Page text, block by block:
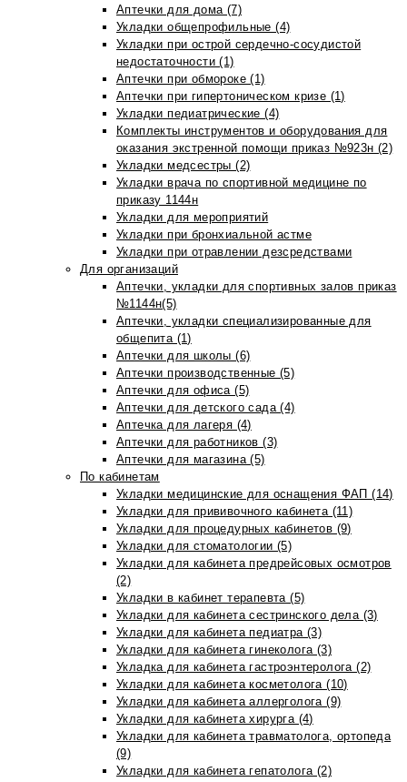
Аптечки для дома (7)
Укладки общепрофильные (4)
Укладки при острой сердечно-сосудистой
недостаточности (1)
Аптечки при обмороке (1)
Аптечки при гипертоническом кризе (1)
Укладки педиатрические (4)
Комплекты инструментов и оборудования для
оказания экстренной помощи приказ №923н (2)
Укладки медсестры (2)
Укладки врача по спортивной медицине по
приказу 1144н
Укладки для мероприятий
Укладки при бронхиальной астме
Укладки при отравлении дезсредствами
Для организаций
Аптечки, укладки для спортивных залов приказ
№1144н(5)
Аптечки, укладки специализированные для
общепита (1)
Аптечки для школы (6)
Аптечки производственные (5)
Аптечки для офиса (5)
Аптечки для детского сада (4)
Аптечка для лагеря (4)
Аптечки для работников (3)
Аптечки для магазина (5)
По кабинетам
Укладки медицинские для оснащения ФАП (14)
Укладки для прививочного кабинета (11)
Укладки для процедурных кабинетов (9)
Укладки для стоматологии (5)
Укладки для кабинета предрейсовых осмотров
(2)
Укладки в кабинет терапевта (5)
Укладки для кабинета сестринского дела (3)
Укладки для кабинета педиатра (3)
Укладки для кабинета гинеколога (3)
Укладка для кабинета гастроэнтеролога (2)
Укладки для кабинета косметолога (10)
Укладки для кабинета аллерголога (9)
Укладки для кабинета хирурга (4)
Укладки для кабинета травматолога, ортопеда
(9)
Укладки для кабинета гепатолога (2)